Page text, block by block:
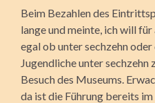
Beim Bezahlen des
lange und meinte, ich will
egal ob unter sechzehn
Jugendliche unter
Besuch des Museums.
da ist die Führung bereits im